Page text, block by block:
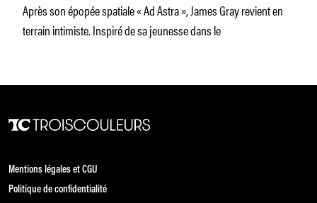
Après son épopée spatiale « Ad Astra », James Gray revient en
terrain intimiste. Inspiré de sa jeunesse dans le
Mentions légales et CGU
Politique de confidentialité